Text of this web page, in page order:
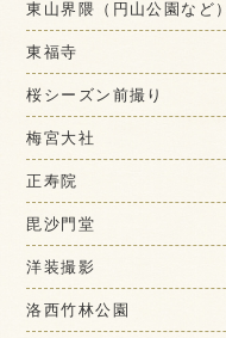
東山界隈（円山公園など）
東福寺
桜シーズン前撮り
梅宮大社
正寿院
毘沙門堂
洋装撮影
洛西竹林公園